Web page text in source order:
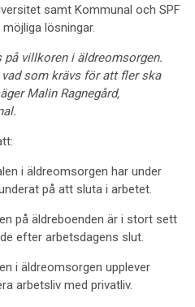
samt Kommunal och SPF
lösningar.
villkoren i äldreomsorgen.
som krävs för att fler ska
Malin Ragnegård,
i äldreomsorgen har under
på att sluta i arbetet.
på äldreboenden är i stort sett
efter arbetsdagens slut.
i äldreomsorgen upplever
arbetsliv med privatliv.